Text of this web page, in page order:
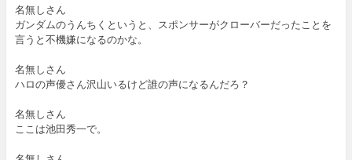
名無しさん
ガンダムのうんちくというと、スポンサーがクローバーだったことを
言うと不機嫌になるのかな。
名無しさん
ハロの声優さん沢山いるけど誰の声になるんだろ？
名無しさん
ここは池田秀一で。